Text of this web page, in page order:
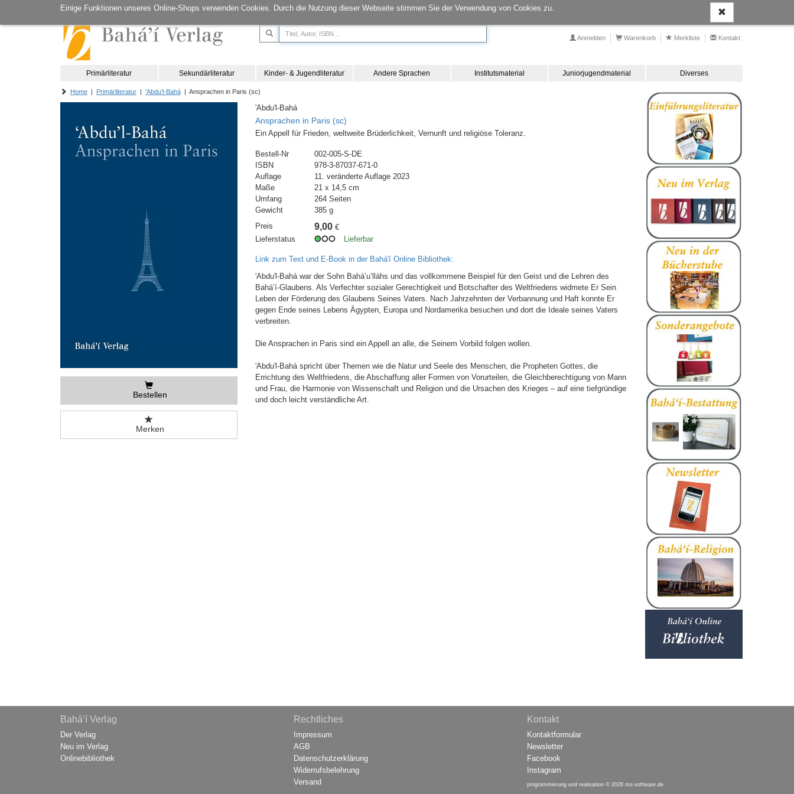
Einige Funktionen unseres Online-Shops verwenden Cookies. Durch die Nutzung dieser Webseite stimmen Sie der Verwendung von Cookies zu.
Anmelden Warenkorb Merkliste Kontakt
Primärliteratur Sekundärliteratur Kinder- & Jugendliteratur Andere Sprachen Institutsmaterial Juniorjugendmaterial Diverses
Home | Primärliteratur | 'Abdu'l-Bahá | Ansprachen in Paris (sc)
Bestellen
Merken
'Abdu'l-Bahá
Ansprachen in Paris (sc)
Ein Appell für Frieden, weltweite Brüderlichkeit, Vernunft und religiöse Toleranz.
Bestell-Nr
002-005-S-DE
ISBN
978-3-87037-671-0
Auflage
11. veränderte Auflage 2023
Maße
21 x 14,5 cm
Umfang
264 Seiten
Gewicht
385 g
Preis
9,00 €
Lieferstatus
Lieferbar
Link zum Text und E-Book in der Bahá'í Online Bibliothek:
'Abdu'l-Bahá war der Sohn Bahá’u’lláhs und das vollkommene Beispiel für den Geist und die Lehren des
Bahá’í-Glaubens. Als Verfechter sozialer Gerechtigkeit und Botschafter des Weltfriedens widmete Er Sein
Leben der Förderung des Glaubens Seines Vaters. Nach Jahrzehnten der Verbannung und Haft konnte Er
gegen Ende seines Lebens Ägypten, Europa und Nordamerika besuchen und dort die Ideale seines Vaters
verbreiten.
Die Ansprachen in Paris sind ein Appell an alle, die Seinem Vorbild folgen wollen.
'Abdu'l-Bahá spricht über Themen wie die Natur und Seele des Menschen, die Propheten Gottes, die
Errichtung des Weltfriedens, die Abschaffung aller Formen von Vorurteilen, die Gleichberechtigung von Mann
und Frau, die Harmonie von Wissenschaft und Religion und die Ursachen des Krieges – auf eine tiefgründige
und doch leicht verständliche Art.
Bahá’í Verlag
Der Verlag
Neu im Verlag
Onlinebibliothek
Rechtliches
Impressum
AGB
Datenschutzerklärung
Widerrufsbelehrung
Versand
Kontakt
Kontaktformular
Newsletter
Facebook
Instagram
programmierung und realisation © 2026 ms-software.de